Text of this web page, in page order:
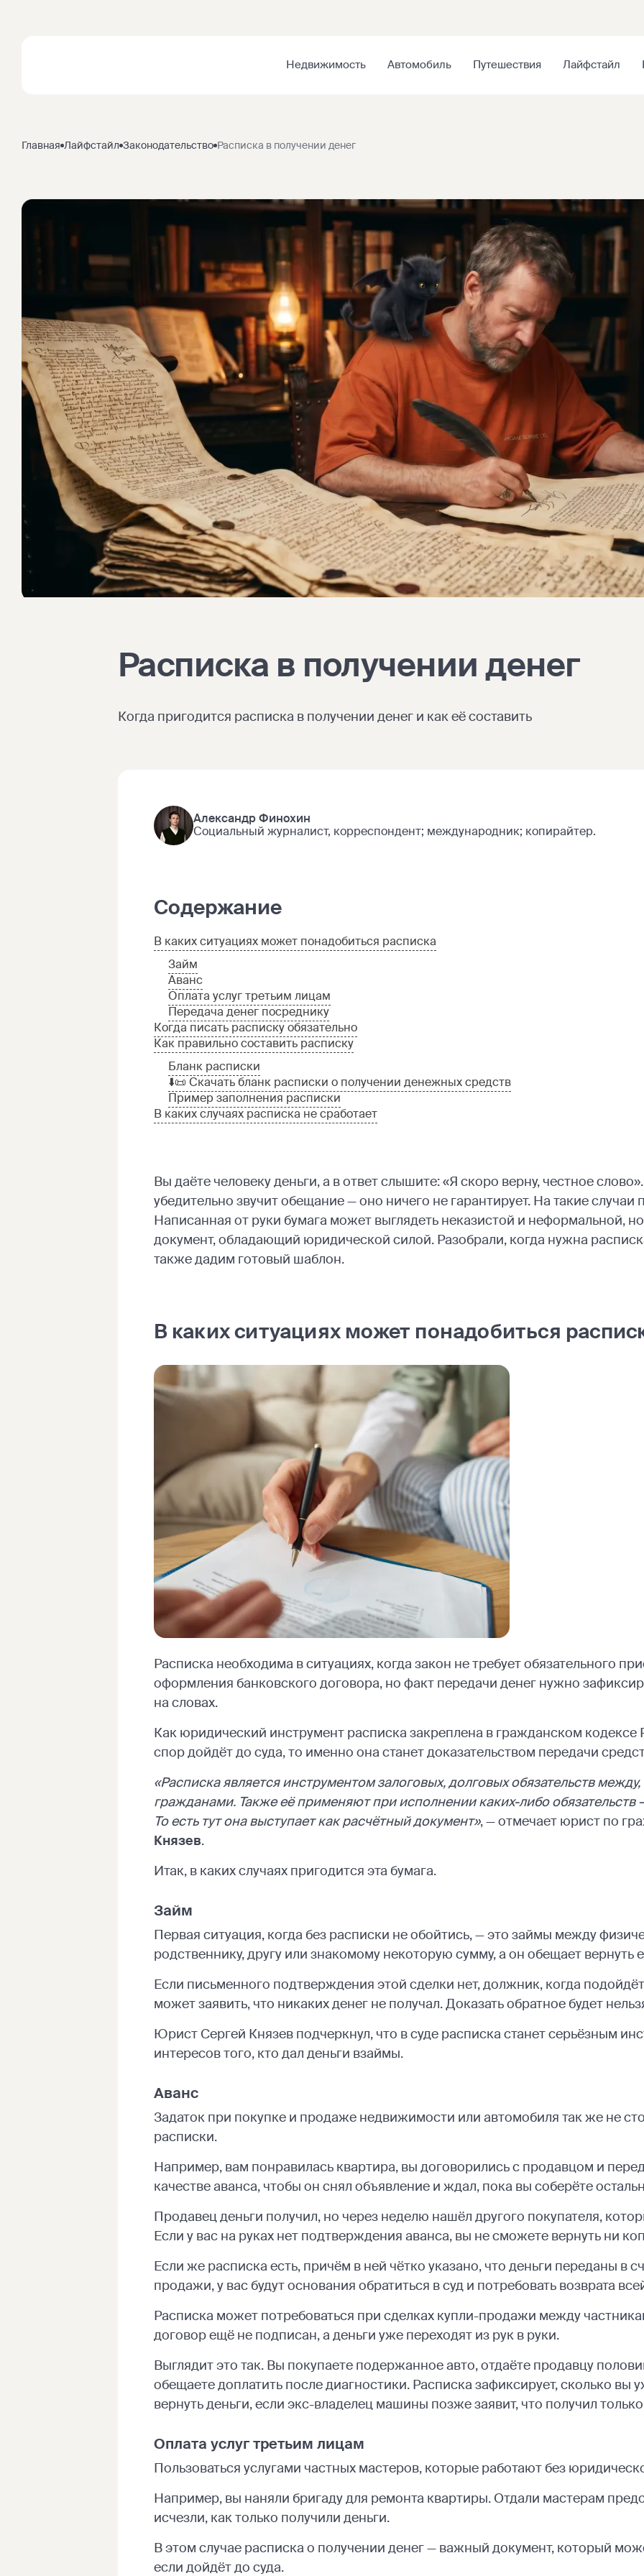
Недвижимость Автомобиль Путешествия Лайфстайл
Главная Лайфстайл Законодательство Расписка в получении денег
Расписка в получении денег
Когда пригодится расписка в получении денег и как её составить
Александр Финохин
Социальный журналист, корреспондент; международник; копирайтер.
Содержание
В каких ситуациях может понадобиться расписка
Займ
Аванс
Оплата услуг третьим лицам
Передача денег посреднику
Когда писать расписку обязательно
Как правильно составить расписку
Бланк расписки
⬇️📜 Скачать бланк расписки о получении денежных средств
Пример заполнения расписки
В каких случаях расписка не сработает
Вы даёте человеку деньги, а в ответ слышите: «Я скоро верну, честное
убедительно звучит обещание — оно ничего не гарантирует. На такие случаи
Написанная от руки бумага может выглядеть неказистой и неформальной,
документ, обладающий юридической силой. Разобрали, когда нужна
также дадим готовый шаблон.
В каких ситуациях может понадобиться
Расписка необходима в ситуациях, когда закон не требует обязательного
оформления банковского договора, но факт передачи денег нужно
на словах.
Как юридический инструмент расписка закреплена в гражданском
спор дойдёт до суда, то именно она станет доказательством передачи
«Расписка является инструментом залоговых, долговых обязательств
гражданами. Также её применяют при исполнении каких-либо обязательств
То есть тут она выступает как расчётный документ», — отмечает юрист по
Князев.
Итак, в каких случаях пригодится эта бумага.
Займ
Первая ситуация, когда без расписки не обойтись, — это займы между
родственнику, другу или знакомому некоторую сумму, а он обещает вернуть
Если письменного подтверждения этой сделки нет, должник, когда
может заявить, что никаких денег не получал. Доказать обратное будет
Юрист Сергей Князев подчеркнул, что в суде расписка станет серьёзным
интересов того, кто дал деньги взаймы.
Аванс
Задаток при покупке и продаже недвижимости или автомобиля так же не
расписки.
Например, вам понравилась квартира, вы договорились с продавцом и
качестве аванса, чтобы он снял объявление и ждал, пока вы соберёте
Продавец деньги получил, но через неделю нашёл другого покупателя,
Если у вас на руках нет подтверждения аванса, вы не сможете вернуть ни
Если же расписка есть, причём в ней чётко указано, что деньги переданы в
продажи, у вас будут основания обратиться в суд и потребовать возврата
Расписка может потребоваться при сделках купли-продажи между
договор ещё не подписан, а деньги уже переходят из рук в руки.
Выглядит это так. Вы покупаете подержанное авто, отдаёте продавцу
обещаете доплатить после диагностики. Расписка зафиксирует, сколько вы
вернуть деньги, если экс-владелец машины позже заявит, что получил
Оплата услуг третьим лицам
Пользоваться услугами частных мастеров, которые работают без
Например, вы наняли бригаду для ремонта квартиры. Отдали мастерам
исчезли, как только получили деньги.
В этом случае расписка о получении денег — важный документ, который
если дойдёт до суда.